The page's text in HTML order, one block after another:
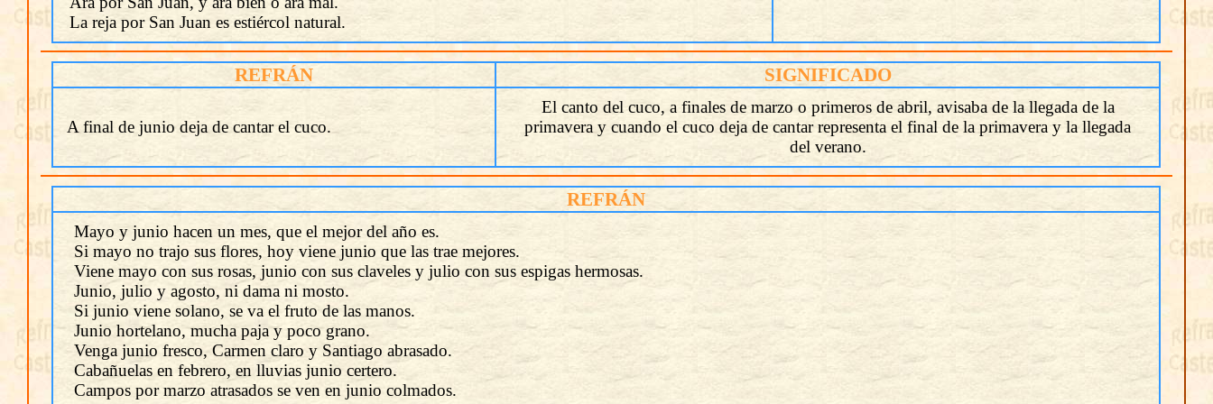
La reja por San Juan es estiércol natural.
REFRÁN SIGNIFICADO
A final de junio deja de cantar el cuco.
El canto del cuco, a finales de marzo o primeros de abril, avisaba de la llegada de la
primavera y cuando el cuco deja de cantar representa el final de la primavera y la llegada
del verano.
REFRÁN
Mayo y junio hacen un mes, que el mejor del año es.
Si mayo no trajo sus flores, hoy viene junio que las trae mejores.
Viene mayo con sus rosas, junio con sus claveles y julio con sus espigas hermosas.
Junio, julio y agosto, ni dama ni mosto.
Si junio viene solano, se va el fruto de las manos.
Junio hortelano, mucha paja y poco grano.
Venga junio fresco, Carmen claro y Santiago abrasado.
Cabañuelas en febrero, en lluvias junio certero.
Campos por marzo atrasados se ven en junio colmados.